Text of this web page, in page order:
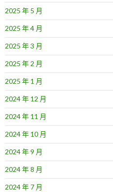
2025 年 5 月
2025 年 4 月
2025 年 3 月
2025 年 2 月
2025 年 1 月
2024 年 12 月
2024 年 11 月
2024 年 10 月
2024 年 9 月
2024 年 8 月
2024 年 7 月